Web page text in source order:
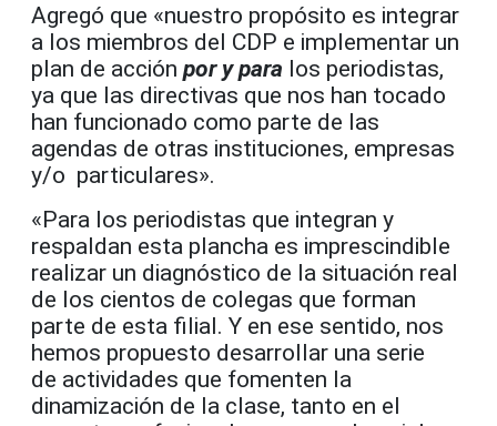
Agregó que «nuestro propósito es integrar
a los miembros del CDP e implementar un
plan de acción por y para los periodistas,
ya que las directivas que nos han tocado
han funcionado como parte de las
agendas de otras instituciones, empresas
y/o particulares».
«Para los periodistas que integran y
respaldan esta plancha es imprescindible
realizar un diagnóstico de la situación real
de los cientos de colegas que forman
parte de esta filial. Y en ese sentido, nos
hemos propuesto desarrollar una serie
de actividades que fomenten la
dinamización de la clase, tanto en el